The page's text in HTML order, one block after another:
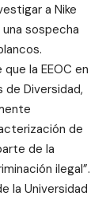
a Nike
sospecha
la EEOC en
Diversidad,
de
de la
ilegal”.
la Universidad